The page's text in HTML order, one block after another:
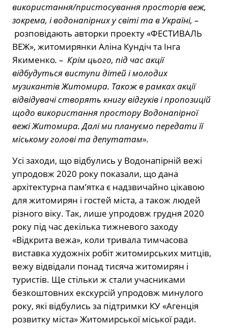
використання/пристосування просторів веж,
зокрема, і водонапірних у світі та в Україні, –
розповідають авторки проекту «ФЕСТИВАЛЬ
ВЕЖ», житомирянки Аліна Кундіч та Інга
Якименко. – Крім цього, під час акції
відбудуться виступи дітей і молодих
музикантів Житомира. Також в рамках акції
відвідувачі створять книгу відгуків і пропозицій
щодо використання простору Водонапірної
вежі Житомира. Далі ми плануємо передати її
міському голові та депутатам».
Усі заходи, що відбулись у Водонапірній вежі
упродовж 2020 року показали, що дана
архітектурна пам’ятка є надзвичайно цікавою
для житомирян і гостей міста, а також людей
різного віку. Так, лише упродовж грудня 2020
року під час декілька тижневого заходу
«Відкрита вежа», коли тривала тимчасова
виставка художніх робіт житомирських митців,
вежу відвідали понад тисяча житомирян і
туристів. Ще стільки ж стали учасниками
безкоштовних екскурсій упродовж минулого
року, які відбулись за підтримки КУ «Агенція
розвитку міста» Житомирської міської ради.